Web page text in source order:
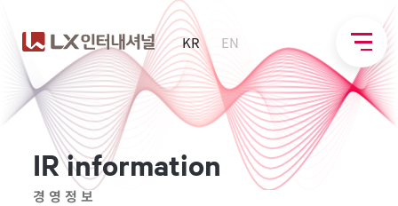
KR EN
IRinformation
경영정보